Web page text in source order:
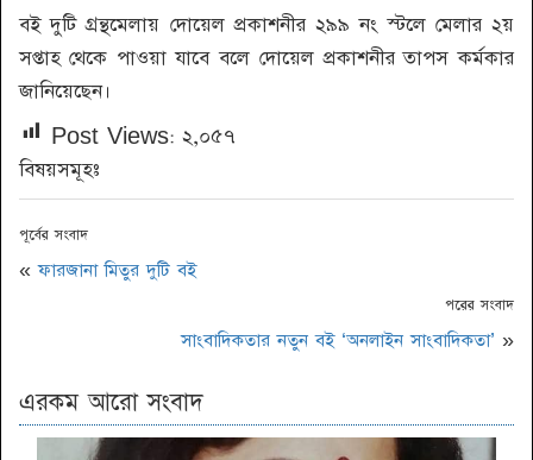
বই দুটি গ্রন্থমেলায় দোয়েল প্রকাশনীর ২৯৯ নং স্টলে মেলার ২য়
সপ্তাহ থেকে পাওয়া যাবে বলে দোয়েল প্রকাশনীর তাপস কর্মকার
জানিয়েছেন।
Post Views: ২,০৫৭
বিষয়সমূহঃ
পূর্বের সংবাদ
«ফারজানা মিতুর দুটি বই
পরের সংবাদ
সাংবাদিকতার নতুন বই ‘অনলাইন সাংবাদিকতা’ »
এরকম আরো সংবাদ